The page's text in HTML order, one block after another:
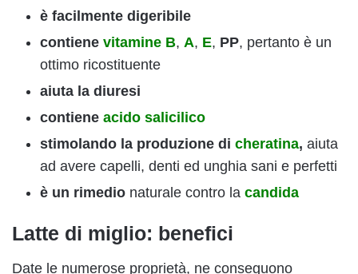
è facilmente digeribile
contiene vitamine B, A, E, PP, pertanto è un
ottimo ricostituente
aiuta la diuresi
contiene acido salicilico
stimolando la produzione di cheratina, aiuta
ad avere capelli, denti ed unghia sani e perfetti
è un rimedio naturale contro la candida
Latte di miglio: benefici
Date le numerose proprietà, ne conseguono